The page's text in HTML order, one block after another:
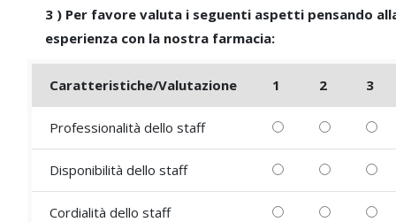
3 ) Per favore valuta i seguenti aspetti pensando
esperienza con la nostra farmacia:
Caratteristiche/Valutazione 1 2 3
Professionalità dello staff
Disponibilità dello staff
Cordialità dello staff